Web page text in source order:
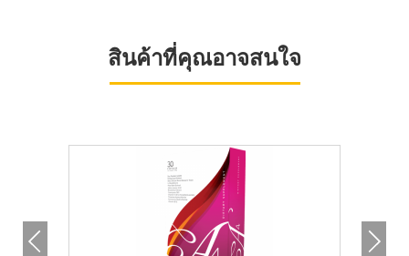
สินค้าที่คุณอาจสนใจ